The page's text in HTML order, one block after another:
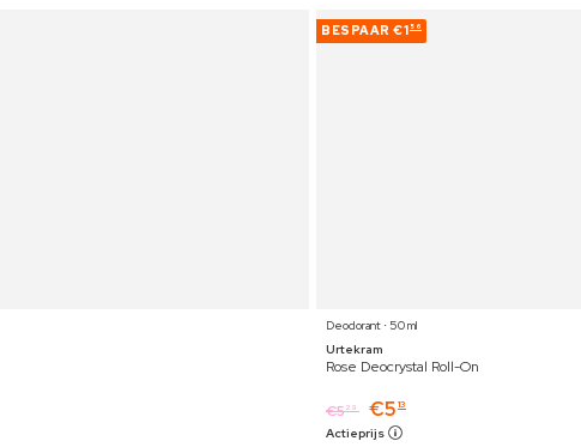
BESPAAR €1 56
Deodorant ⋅ 50 ml
Urtekram
Rose Deocrystal Roll-On
€529 €5 13
Actieprijs